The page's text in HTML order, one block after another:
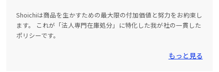
Shoichiは商品を生かすための最大限の付加価値と努力をお約束し
ます。 これが「法人専門在庫処分」に特化した我が社の一貫した
ポリシーです。
もっと見る